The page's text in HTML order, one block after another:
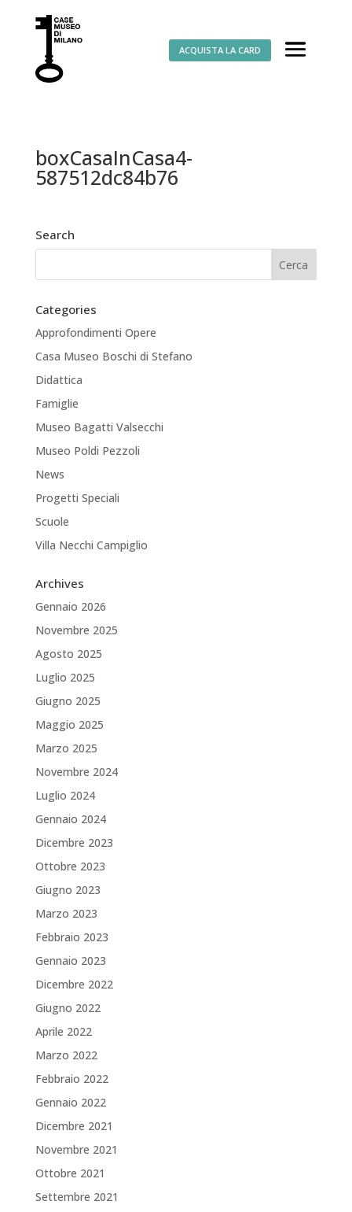
ACQUISTA LA CARD
boxCasaInCasa4-
587512dc84b76
Search
Categories
Approfondimenti Opere
Casa Museo Boschi di Stefano
Didattica
Famiglie
Museo Bagatti Valsecchi
Museo Poldi Pezzoli
News
Progetti Speciali
Scuole
Villa Necchi Campiglio
Archives
Gennaio 2026
Novembre 2025
Agosto 2025
Luglio 2025
Giugno 2025
Maggio 2025
Marzo 2025
Novembre 2024
Luglio 2024
Gennaio 2024
Dicembre 2023
Ottobre 2023
Giugno 2023
Marzo 2023
Febbraio 2023
Gennaio 2023
Dicembre 2022
Giugno 2022
Aprile 2022
Marzo 2022
Febbraio 2022
Gennaio 2022
Dicembre 2021
Novembre 2021
Ottobre 2021
Settembre 2021